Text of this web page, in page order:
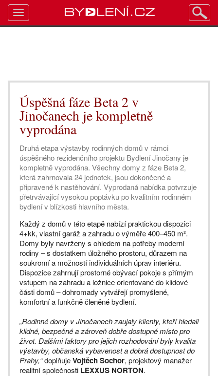
Úspěšná fáze Beta 2 v
Jinočanech je kompletně
vyprodána
Druhá etapa výstavby rodinných domů v rámci
úspěšného rezidenčního projektu Bydlení Jinočany je
kompletně vyprodána. Všechny domy z fáze Beta 2,
která zahrnovala 24 jednotek, jsou dokončené a
připravené k nastěhování. Vyprodaná nabídka potvrzuje
přetrvávající vysokou poptávku po kvalitním rodinném
bydlení v blízkosti hlavního města.
Každý z domů v této etapě nabízí praktickou dispozici
4+kk, vlastní garáž a zahradu o výměře 400–450 m².
Domy byly navrženy s ohledem na potřeby moderní
rodiny – s dostatkem úložného prostoru, důrazem na
soukromí a možností individuálních úprav interiéru.
Dispozice zahrnují prostorné obývací pokoje s přímým
vstupem na zahradu a ložnice orientované do klidové
části domů – dohromady vytvářejí promyšlené,
komfortní a funkčně členěné bydlení.
„Rodinné domy v Jinočanech zaujaly klienty, kteří hledali
klidné, bezpečné a zároveň dobře dostupné místo pro
život. Dalšími faktory pro jejich rozhodování byly kvalita
výstavby, občanská vybavenost a dobrá dostupnost do
Prahy,“doplňujeVojtěch Sochor, projektový manažer
realitní společnosti LEXXUS NORTON.
Toggle
navigation